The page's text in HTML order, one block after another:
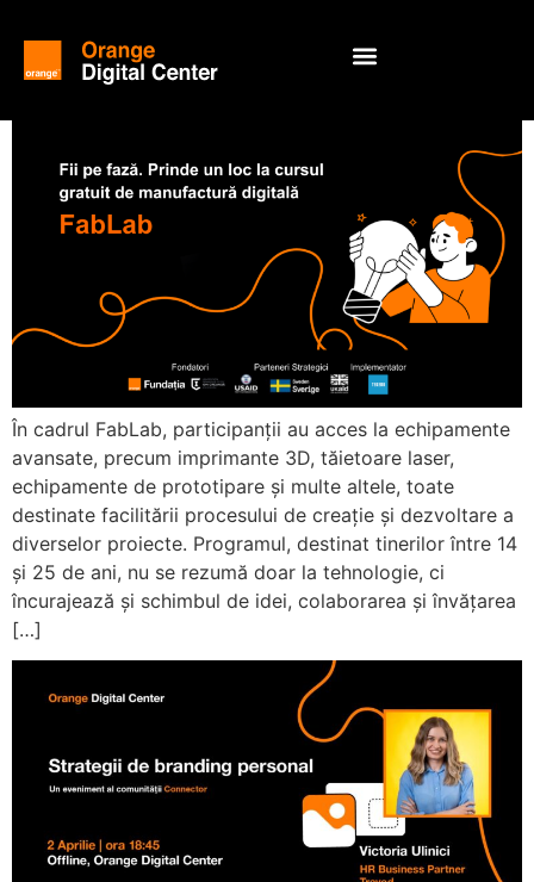
În cadrul FabLab, participanții au acces la echipamente
avansate, precum imprimante 3D, tăietoare laser,
echipamente de prototipare și multe altele, toate
destinate facilitării procesului de creație și dezvoltare a
diverselor proiecte. Programul, destinat tinerilor între 14
și 25 de ani, nu se rezumă doar la tehnologie, ci
încurajează și schimbul de idei, colaborarea și învățarea
[…]